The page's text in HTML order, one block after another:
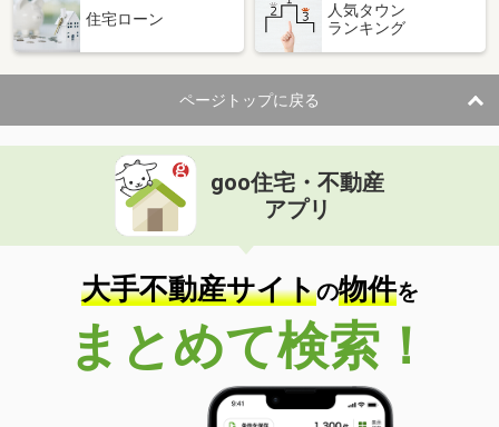
住宅ローン
人気タウン
ランキング
ページトップに戻る
goo住宅・不動産
アプリ
大手不動産サイトの物件を
まとめて検索！